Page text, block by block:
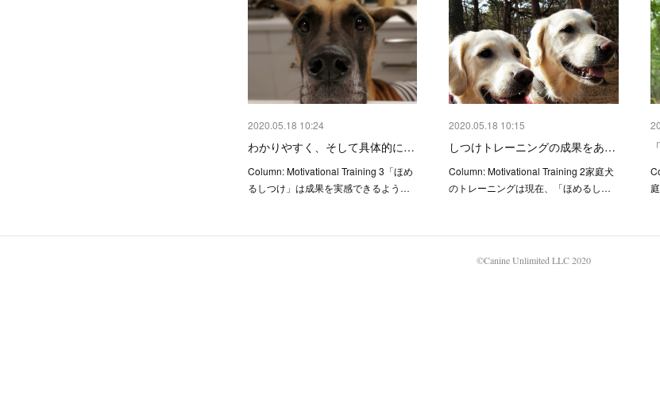
2020.05.18 10:24
わかりやすく、そして具体的に…
Column: Motivational Training 3「ほめ
るしつけ」は成果を実感できるよう…
2020.05.18 10:15
しつけトレーニングの成果をあ…
Column: Motivational Training 2家庭犬
のトレーニングは現在、「ほめるし…
©Canine Unlimited LLC 2020